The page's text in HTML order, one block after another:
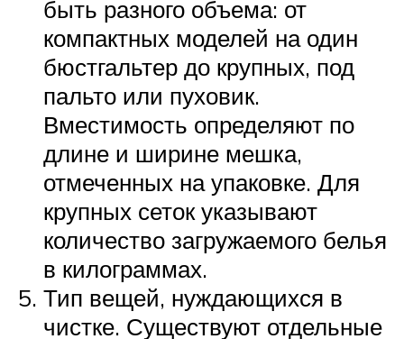
быть разного объема: от
компактных моделей на один
бюстгальтер до крупных, под
пальто или пуховик.
Вместимость определяют по
длине и ширине мешка,
отмеченных на упаковке. Для
крупных сеток указывают
количество загружаемого белья
в килограммах.
Тип вещей, нуждающихся в
чистке. Существуют отдельные